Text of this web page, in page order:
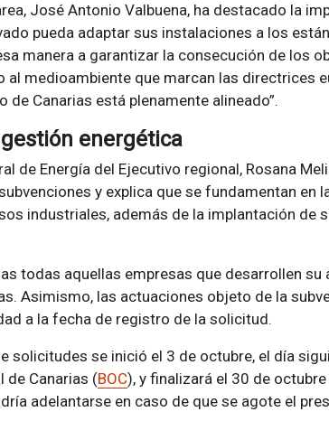
José Antonio Valbuena, ha destacado la
pueda adaptar sus instalaciones a los
manera a garantizar la consecución de los
medioambiente que marcan las directrices
de Canarias está plenamente alineado”.
energética
de Energía del Ejecutivo regional, Rosana
y explica que se fundamentan en
industriales, además de la implantación de
todas aquellas empresas que desarrollen su
Asimismo, las actuaciones objeto de la
a la fecha de registro de la solicitud.
solicitudes se inició el 3 de octubre, el día
de Canarias (BOC), y finalizará el 30 de
adelantarse en caso de que se agote el